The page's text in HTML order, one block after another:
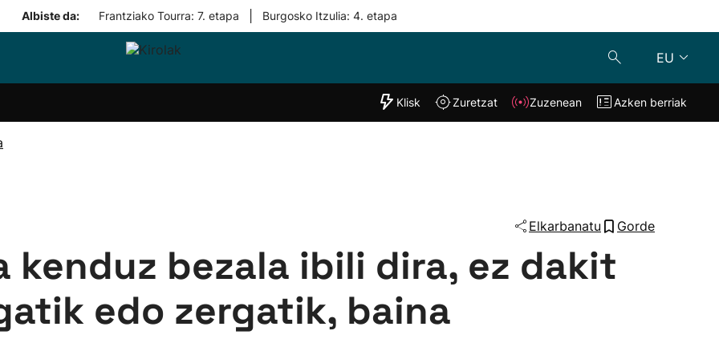
Albiste da: Frantziako Tourra: 7. etapa Burgosko Itzulia: 4. etapa
EU
Taldeak
"Helmuga"
Klisk Zuzenean
Klisk Zuretzat Zuzenean Azken berriak
Elkarbanatu Gorde
kenduz bezala ibili dira, ez dakit
edo zergatik, baina